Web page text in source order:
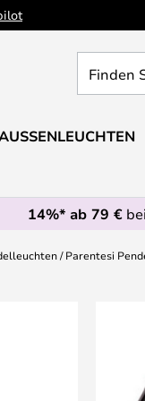
Sie
Leuchte...
14%* ab 79 €
Parentesi